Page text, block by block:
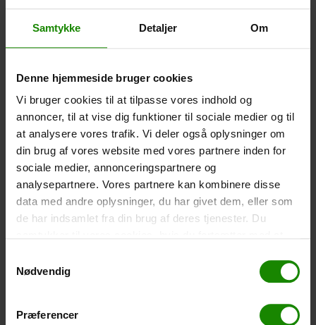
Samtykke Detaljer Om
Denne hjemmeside bruger cookies
Vi bruger cookies til at tilpasse vores indhold og
annoncer, til at vise dig funktioner til sociale medier og til
at analysere vores trafik. Vi deler også oplysninger om
din brug af vores website med vores partnere inden for
sociale medier, annonceringspartnere og
analysepartnere. Vores partnere kan kombinere disse
data med andre oplysninger, du har givet dem, eller som
de har indsamlet fra din brug af deres tjenester. Du
Nødvendig
Præferencer
Von:2.100,00kr.
Von:550,00
Åle zu Vestbirk Camping